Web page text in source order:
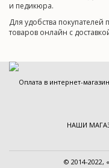
и педикюра.
Для удобства покупателей
товаров онлайн с
НАШИ
© 2014-2022,